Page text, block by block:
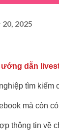
2025
ướng dẫn
nghiệp tìm kiếm
mà còn
thông tin về